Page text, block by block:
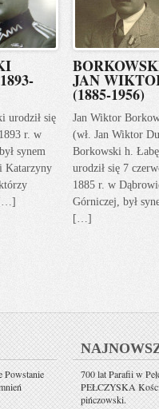
urodził się
r. w
synem
Katarzyny
[…]
JAN
(1885-1956)
Jan Wiktor
(wł. Jan Wiktor
Borkowski h.
urodził się 7
1885 r. w
Górniczej, był
[…]
Powstanie
700 lat Parafii w
PEŁCZYSKA
pińczowski.